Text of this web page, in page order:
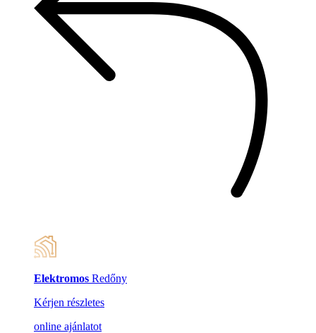
Elektromos Redőny
Kérjen részletes
online ajánlatot